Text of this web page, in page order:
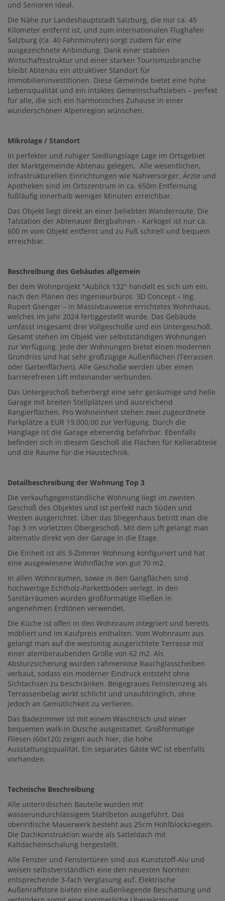
und Senioren ideal.
Die Nähe zur Landeshauptstadt Salzburg, die nur ca. 45
Kilometer entfernt ist, und zum internationalen Flughafen
Salzburg (ca. 40 Fahrminuten) sorgt zudem für eine
ausgezeichnete Anbindung. Dank einer stabilen
Wirtschaftsstruktur und einer starken Tourismusbranche
bleibt Abtenau ein attraktiver Standort für
Immobilieninvestitionen. Diese Gemeinde bietet eine hohe
Lebensqualität und ein intaktes Gemeinschaftsleben – perfekt
für alle, die sich ein harmonisches Zuhause in einer
wunderschönen Alpenregion wünschen.
Mikrolage / Standort
In perfekter und ruhiger Siedlungslage Lage im Ortsgebiet
der Marktgemeinde Abtenau gelegen. Alle wesentlichen,
infrastrukturellen Einrichtungen wie Nahversorger, Ärzte und
Apotheken sind im Ortszentrum in ca. 650m Entfernung
fußläufig innerhalb weniger Minuten erreichbar.
Das Objekt liegt direkt an einer beliebten Wanderroute. Die
Talstation der Abtenauer Bergbahnen - Karkogel ist nur ca.
600 m vom Objekt entfernt und zu Fuß schnell und bequem
erreichbar.
Beschreibung des Gebäudes allgemein
Bei dem Wohnprojekt "Aublick 132" handelt es sich um ein,
nach den Plänen des Ingenieurbüros 3D Concept – Ing.
Rupert Gsenger – in Massivbauweise errichtetes Wohnhaus,
welches im Jahr 2024 fertiggestellt wurde. Das Gebäude
umfasst insgesamt drei Vollgeschoße und ein Untergeschoß.
Gesamt stehen im Objekt vier selbstständigen Wohnungen
zur Verfügung. Jede der Wohnungen bietet einen modernen
Grundriss und hat sehr großzügige Außenflächen (Terrassen
oder Gartenflächen). Alle Geschoße werden über einen
barrierefreien Lift miteinander verbunden.
Das Untergeschoß beherbergt eine sehr geräumige und helle
Garage mit breiten Stellplätzen und ausreichend
Rangierflächen. Pro Wohneinheit stehen zwei zugeordnete
Parkplätze a EUR 19.000,00 zur Verfügung. Durch die
Hanglage ist die Garage ebenerdig befahrbar. Ebenfalls
befinden sich in diesem Geschoß die Flächen für Kellerabteile
und die Räume für die Haustechnik.
Detailbeschreibung der Wohnung Top 3
Die verkaufsgegenständliche Wohnung liegt im zweiten
Geschoß des Objektes und ist perfekt nach Süden und
Westen ausgerichtet. Über das Stiegenhaus betritt man die
Top 3 im vorletzten Obergeschoß. Mit dem Lift gelangt man
alternativ direkt von der Garage in die Etage.
Die Einheit ist als 3-Zimmer Wohnung konfiguriert und hat
eine ausgewiesene Wohnfläche von gut 70 m2.
In allen Wohnräumen, sowie in den Gangflächen sind
hochwertige Echtholz-Parkettböden verlegt. In den
Sanitärräumen wurden großformatige Fließen in
angenehmen Erdtönen verwendet.
Die Küche ist offen in den Wohnraum integriert und bereits
möbliert und im Kaufpreis enthalten. Vom Wohnraum aus
gelangt man auf die westseitig ausgerichtete Terrasse mit
einer atemberaubenden Größe von 62 m2. Als
Absturzsicherung wurden rahmenlose Rauchglasscheiben
verbaut, sodass ein moderner Eindruck entsteht ohne
Sichtachsen zu beschränken. Beigegraues Feinsteinzeig als
Terrassenbelag wirkt schlicht und unaufdringlich, ohne
jedoch an Gemütlichkeit zu verlieren.
Das Badezimmer ist mit einem Waschtisch und einer
bequemen walk-in Dusche ausgestattet. Großformatige
Fliesen (60x120) zeigen auch hier, die hohe
Ausstattungsqualität. Ein separates Gäste WC ist ebenfalls
vorhanden.
Technische Beschreibung
Alle unterirdischen Bauteile wurden mit
wasserundurchlässigem Stahlbeton ausgeführt. Das
oberirdische Mauerwerk besteht aus 25cm Hohlblockziegeln.
Die Dachkonstruktion wurde als Satteldach mit
Kaltdacheinschalung hergestellt.
Alle Fenster und Fenstertüren sind aus Kunststoff-Alu und
weisen selbstverständlich eine den neuesten Normen
entsprechende 3-fach Verglasung auf. Elektrische
Außenraffstore bieten eine außenliegende Beschattung und